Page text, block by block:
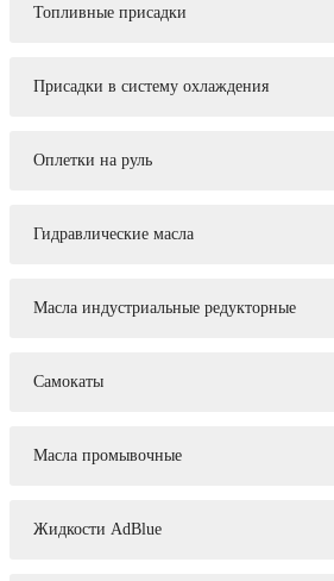
Топливные присадки
Присадки в систему охлаждения
Оплетки на руль
Гидравлические масла
Масла индустриальные редукторные
Самокаты
Масла промывочные
Жидкости AdBlue